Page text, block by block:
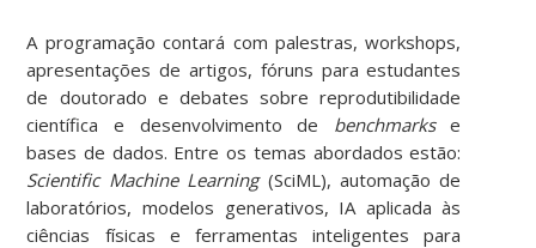
A programação contará com palestras, workshops,
apresentações de artigos, fóruns para estudantes
de doutorado e debates sobre reprodutibilidade
científica e desenvolvimento de benchmarkse
bases de dados. Entre os temas abordados estão:
Scientific Machine Learning (SciML), automação de
laboratórios, modelos generativos, IA aplicada às
ciências físicas e ferramentas inteligentes para